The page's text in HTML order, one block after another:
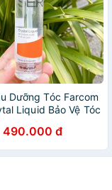
Dưỡng Tóc Farcom
Liquid Bảo Vệ Tóc
490.000 đ